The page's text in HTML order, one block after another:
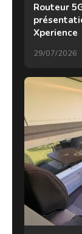
Routeur
Xperience
29/07/2026